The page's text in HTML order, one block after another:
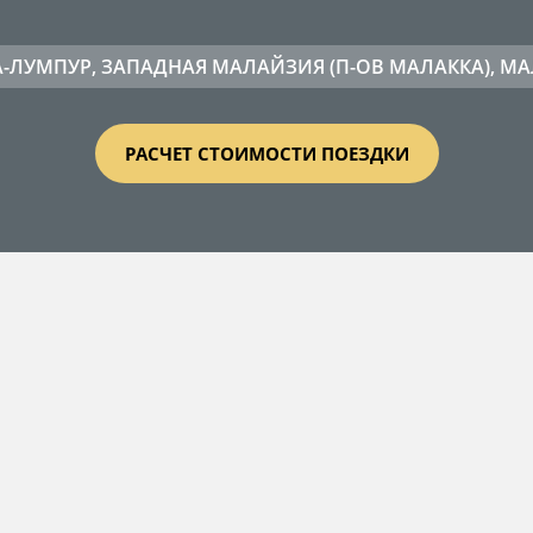
ЛУМПУР, ЗАПАДНАЯ МАЛАЙЗИЯ (П-ОВ МАЛАККА),
РАСЧЕТ СТОИМОСТИ ПОЕЗДКИ